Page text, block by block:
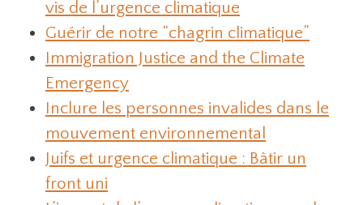
vis de l’urgence climatique
Guérir de notre “chagrin climatique”
Immigration Justice and the Climate
Emergency
Inclure les personnes invalides dans le
mouvement environnemental
Juifs et urgence climatique : Bâtir un
front uni